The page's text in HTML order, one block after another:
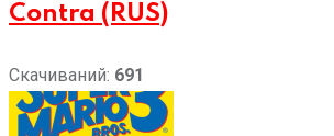
Contra (RUS)
Скачиваний: 691